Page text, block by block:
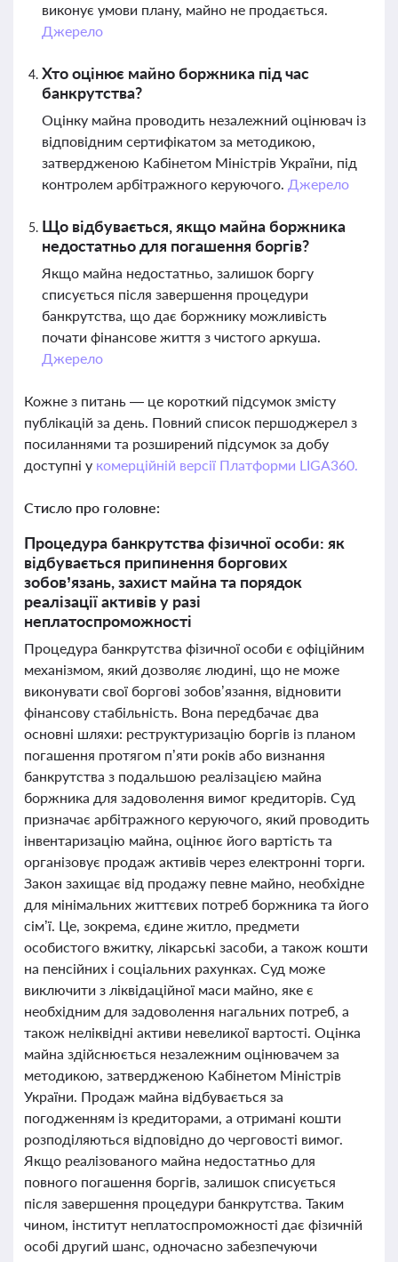
виконує умови плану, майно не продається.
Джерело
Хто оцінює майно боржника під час
банкрутства?
Оцінку майна проводить незалежний оцінювач із
відповідним сертифікатом за методикою,
затвердженою Кабінетом Міністрів України, під
контролем арбітражного керуючого. Джерело
Що відбувається, якщо майна боржника
недостатньо для погашення боргів?
Якщо майна недостатньо, залишок боргу
списується після завершення процедури
банкрутства, що дає боржнику можливість
почати фінансове життя з чистого аркуша.
Джерело
Кожне з питань — це короткий підсумок змісту
публікацій за день. Повний список першоджерел з
посиланнями та розширений підсумок за добу
доступні у комерційній версії Платформи LIGA360.
Стисло про головне:
Процедура банкрутства фізичної особи: як
відбувається припинення боргових
зобов’язань, захист майна та порядок
реалізації активів у разі
неплатоспроможності
Процедура банкрутства фізичної особи є офіційним
механізмом, який дозволяє людині, що не може
виконувати свої боргові зобов’язання, відновити
фінансову стабільність. Вона передбачає два
основні шляхи: реструктуризацію боргів із планом
погашення протягом п’яти років або визнання
банкрутства з подальшою реалізацією майна
боржника для задоволення вимог кредиторів. Суд
призначає арбітражного керуючого, який проводить
інвентаризацію майна, оцінює його вартість та
організовує продаж активів через електронні торги.
Закон захищає від продажу певне майно, необхідне
для мінімальних життєвих потреб боржника та його
сім’ї. Це, зокрема, єдине житло, предмети
особистого вжитку, лікарські засоби, а також кошти
на пенсійних і соціальних рахунках. Суд може
виключити з ліквідаційної маси майно, яке є
необхідним для задоволення нагальних потреб, а
також неліквідні активи невеликої вартості. Оцінка
майна здійснюється незалежним оцінювачем за
методикою, затвердженою Кабінетом Міністрів
України. Продаж майна відбувається за
погодженням із кредиторами, а отримані кошти
розподіляються відповідно до черговості вимог.
Якщо реалізованого майна недостатньо для
повного погашення боргів, залишок списується
після завершення процедури банкрутства. Таким
чином, інститут неплатоспроможності дає фізичній
особі другий шанс, одночасно забезпечуючи